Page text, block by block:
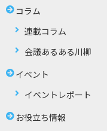
コラム
連載コラム
会議あるある川柳
イベント
イベントレポート
お役立ち情報